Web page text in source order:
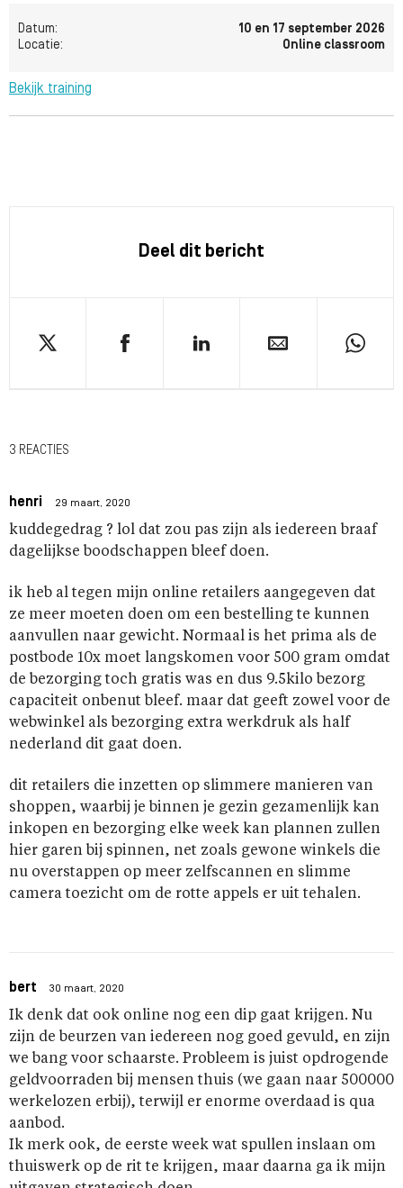
Datum:
10 en 17 september 2026
Locatie:
Online classroom
Bekijk training
Deel dit bericht
3 REACTIES
henri 29 maart, 2020
kuddegedrag ? lol dat zou pas zijn als iedereen braaf
dagelijkse boodschappen bleef doen.
ik heb al tegen mijn online retailers aangegeven dat
ze meer moeten doen om een bestelling te kunnen
aanvullen naar gewicht. Normaal is het prima als de
postbode 10x moet langskomen voor 500 gram omdat
de bezorging toch gratis was en dus 9.5kilo bezorg
capaciteit onbenut bleef. maar dat geeft zowel voor de
webwinkel als bezorging extra werkdruk als half
nederland dit gaat doen.
dit retailers die inzetten op slimmere manieren van
shoppen, waarbij je binnen je gezin gezamenlijk kan
inkopen en bezorging elke week kan plannen zullen
hier garen bij spinnen, net zoals gewone winkels die
nu overstappen op meer zelfscannen en slimme
camera toezicht om de rotte appels er uit tehalen.
bert 30 maart, 2020
Ik denk dat ook online nog een dip gaat krijgen. Nu
zijn de beurzen van iedereen nog goed gevuld, en zijn
we bang voor schaarste. Probleem is juist opdrogende
geldvoorraden bij mensen thuis (we gaan naar 500000
werkelozen erbij), terwijl er enorme overdaad is qua
aanbod.
Ik merk ook, de eerste week wat spullen inslaan om
thuiswerk op de rit te krijgen, maar daarna ga ik mijn